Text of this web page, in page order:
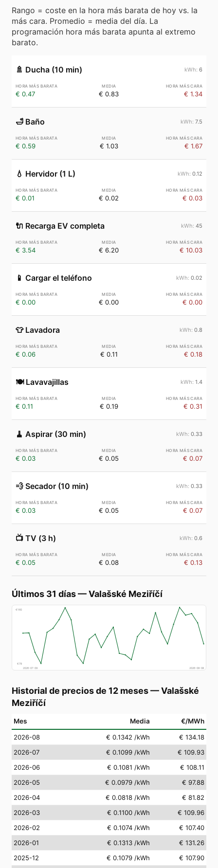
Rango = coste en la hora más barata de hoy vs. la
más cara. Promedio = media del día. La
programación hora más barata apunta al extremo
barato.
🚿 Ducha (10 min) 6
€ 0.47 € 0.83 € 1.34
🛁 Baño 7.5
€ 0.59 € 1.03 € 1.67
💧 Hervidor (1 L) 0.12
€ 0.01 € 0.02 € 0.03
🔌 Recarga EV completa 45
€ 3.54 € 6.20 € 10.03
📱 Cargar el teléfono 0.02
€ 0.00 € 0.00 € 0.00
👕 Lavadora 0.8
€ 0.06 € 0.11 € 0.18
🍽️ Lavavajillas 1.4
€ 0.11 € 0.19 € 0.31
🧹 Aspirar (30 min) 0.33
€ 0.03 € 0.05 € 0.07
💨 Secador (10 min) 0.33
€ 0.03 € 0.05 € 0.07
📺 TV (3 h) 0.6
€ 0.05 € 0.08 € 0.13
Últimos 31 días—Valašské Meziříčí
€160
€78
2026-07-09
2026-08-08
Historial de precios de 12 meses—Valašské
Meziříčí
Mes Media €/MWh
2026-08 € 0.1342 /kWh
€ 134.18
2026-07
€ 0.1099 /kWh
€ 109.93
2026-06
€ 0.1081 /kWh
€ 108.11
2026-05
€ 0.0979 /kWh
€ 97.88
2026-04
€ 0.0818 /kWh
€ 81.82
2026-03
€ 0.1100 /kWh
€ 109.96
2026-02
€ 0.1074 /kWh
€ 107.40
2026-01
€ 0.1313 /kWh
€ 131.26
2025-12
€ 0.1079 /kWh
€ 107.90